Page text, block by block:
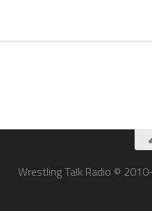
Wrestling Talk Radio ©